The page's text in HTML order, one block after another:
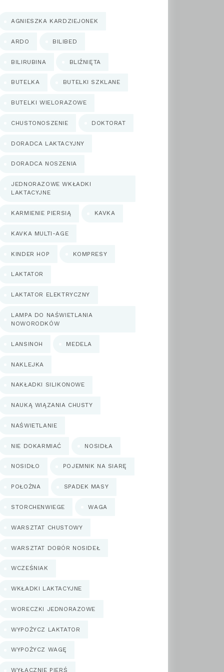
AGNIESZKA KARDZIEJONEK
ARDO BILIBED
BILIRUBINA BLIŹNIĘTA
BUTELKA BUTELKI SZKLANE
BUTELKI WIELORAZOWE
CHUSTONOSZENIE DOKTORAT
DORADCA LAKTACYJNY
DORADCA NOSZENIA
JEDNORAZOWE WKŁADKI
LAKTACYJNE
KARMIENIE PIERSIĄ KAVKA
KAVKA MULTI-AGE
KINDER HOP KOMPRESY
LAKTATOR
LAKTATOR ELEKTRYCZNY
LAMPA DO NAŚWIETLANIA
NOWORODKÓW
LANSINOH MEDELA
NAKLEJKA
NAKŁADKI SILIKONOWE
NAUKĄ WIĄZANIA CHUSTY
NAŚWIETLANIE
NIE DOKARMIAĆ NOSIDŁA
NOSIDŁO POJEMNIK NA SIARĘ
POŁOŻNA SPADEK MASY
STORCHENWIEGE WAGA
WARSZTAT CHUSTOWY
WARSZTAT DOBÓR NOSIDEŁ
WCZEŚNIAK
WKŁADKI LAKTACYJNE
WORECZKI JEDNORAZOWE
WYPOŻYCZ LAKTATOR
WYPOŻYCZ WAGĘ
WYŁĄCZNIE PIERŚ